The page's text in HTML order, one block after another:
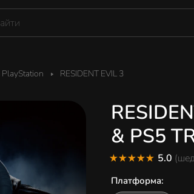
RESIDENT EVIL 3
& PS5
5.0
Платформа: